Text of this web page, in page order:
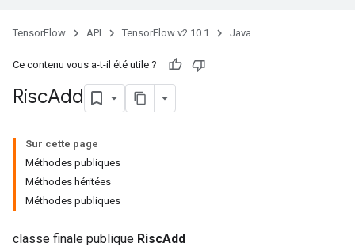
TensorFlow API TensorFlow v2.10.1 Java
Ce contenu vous a-t-il été utile ?
RiscAdd
Sur cette page
Méthodes publiques
Méthodes héritées
Méthodes publiques
classe finale publique RiscAdd